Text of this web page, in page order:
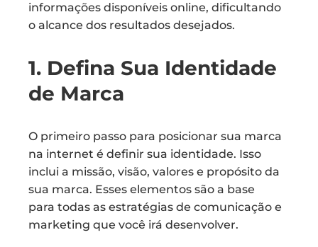
informações disponíveis online, dificultando
o alcance dos resultados desejados.
1. Defina Sua Identidade
de Marca
O primeiro passo para posicionar sua marca
na internet é definir sua identidade. Isso
inclui a missão, visão, valores e propósito da
sua marca. Esses elementos são a base
para todas as estratégias de comunicação e
marketing que você irá desenvolver.